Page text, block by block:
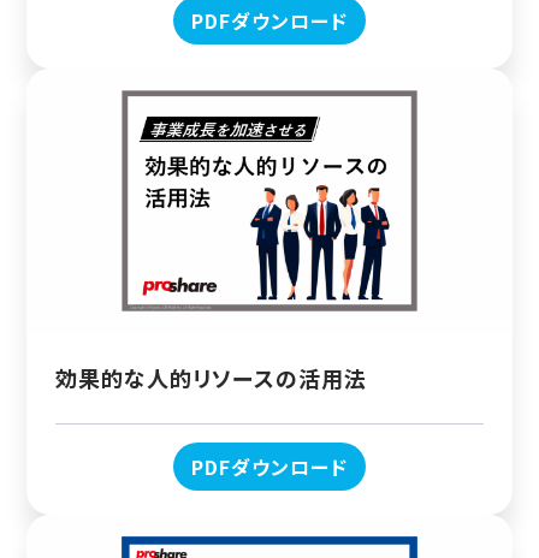
PDFダウンロード
効果的な人的リソースの活用法
PDFダウンロード